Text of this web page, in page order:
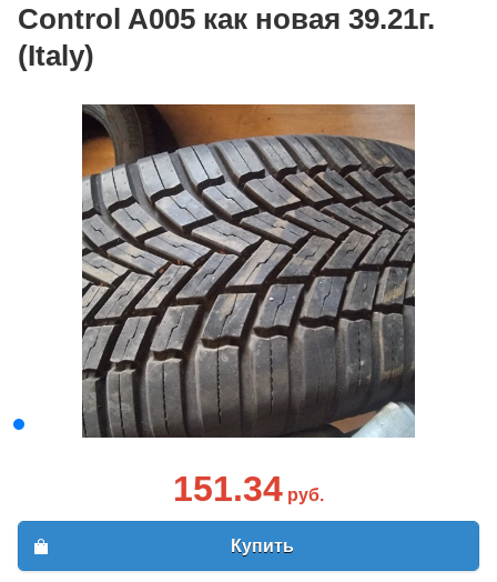
Control A005 как новая 39.21г.
(Italy)
151.34 руб.
Купить